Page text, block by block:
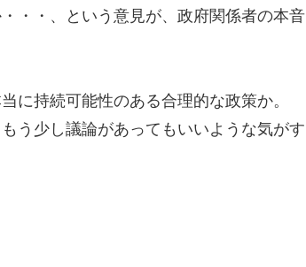
・・、という意見が、政府関係者の本音
に持続可能性のある合理的な政策か。
う少し議論があってもいいような気がす